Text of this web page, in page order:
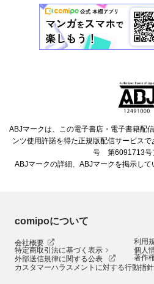
ABJマークは、この電子書店・電子書籍配
ンツ使用許諾を得た正規版配信サービス
号 第6091713号
ABJマークの詳細、ABJマークを掲示し
comipoについて
会社概要
利用
特定商取引法に基づく表示
個人
外部送信規律に関する公表
著作
カスタマーハラスメントに対する行動指針